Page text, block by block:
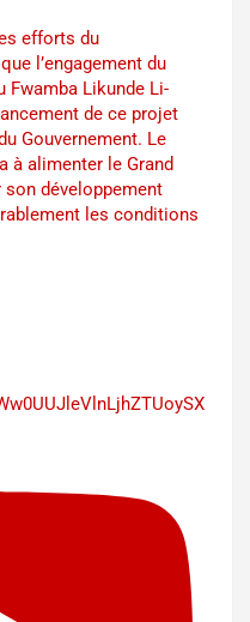
efforts du
l’engagement du
Fwamba Likunde Li-
de ce projet
Gouvernement. Le
à alimenter le Grand
développement
les conditions